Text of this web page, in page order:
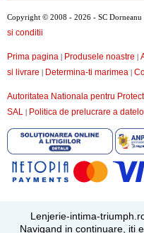
Copyright © 2008 - 2026 - SC Dorneanu
si conditii
Prima pagina | Produsele noastre |
si livrare | Determina-ti marimea |
Autoritatea Nationala pentru
SAL | Politica de prelucrare a
Lenjerie-intima-
Navigand in continuare, iti